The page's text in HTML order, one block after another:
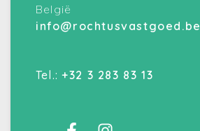
België
info@rochtusvastgoed.be
Tel.: +32 3 283 83 13